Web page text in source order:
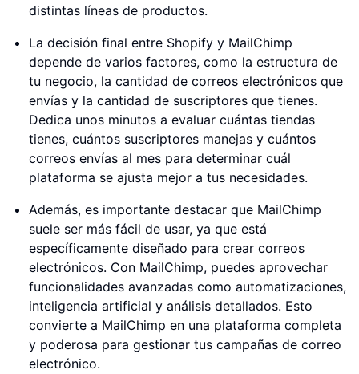
distintas líneas de productos.
La decisión final entre Shopify y MailChimp
depende de varios factores, como la estructura de
tu negocio, la cantidad de correos electrónicos que
envías y la cantidad de suscriptores que tienes.
Dedica unos minutos a evaluar cuántas tiendas
tienes, cuántos suscriptores manejas y cuántos
correos envías al mes para determinar cuál
plataforma se ajusta mejor a tus necesidades.
Además, es importante destacar que MailChimp
suele ser más fácil de usar, ya que está
específicamente diseñado para crear correos
electrónicos. Con MailChimp, puedes aprovechar
funcionalidades avanzadas como automatizaciones,
inteligencia artificial y análisis detallados. Esto
convierte a MailChimp en una plataforma completa
y poderosa para gestionar tus campañas de correo
electrónico.